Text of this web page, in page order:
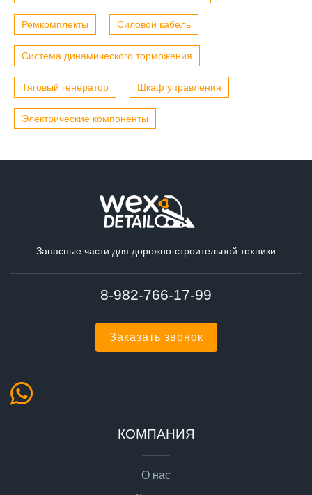
Ремкомплекты Силовой кабель
Система динамического торможения
Тяговый генератор Шкаф управления
Электрические компоненты
Запасные части для дорожно-строительной техники
8-982-766-17-99
Заказать звонок
КОМПАНИЯ
О нас